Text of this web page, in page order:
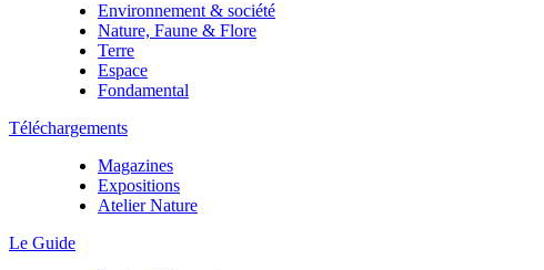
Environnement & société
Nature, Faune & Flore
Terre
Espace
Fondamental
Téléchargements
Magazines
Expositions
Atelier Nature
Le Guide